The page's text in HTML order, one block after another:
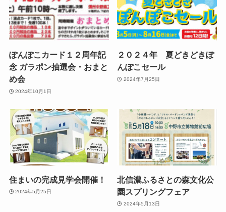
ぽんぽこカード１２周年記
念 ガラポン抽選会・おまと
め会
2024年10月1日
２０２４年 夏どきどきぽ
んぽこセール
2024年7月25日
住まいの完成見学会開催！
2024年5月25日
北信濃ふるさとの森文化公
園スプリングフェア
2024年5月13日